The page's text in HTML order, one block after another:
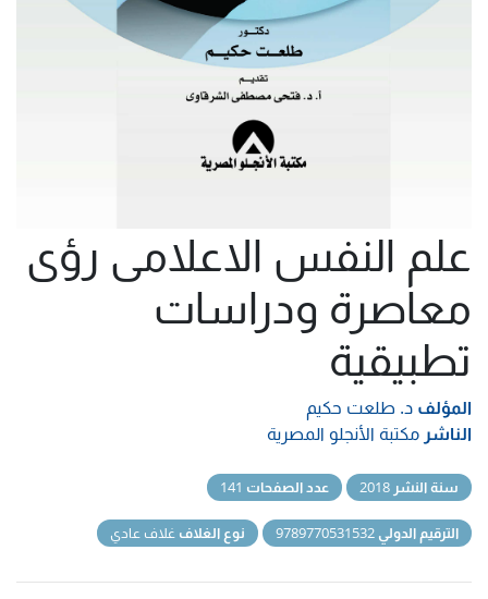
علم النفس الاعلامى رؤى
معاصرة ودراسات
تطبيقية
المؤلف د. طلعت حكيم
الناشر مكتبة الأنجلو المصرية
سنة النشر عدد الصفحات
الترقيم الدولي نوع الغلاف غلاف عادي